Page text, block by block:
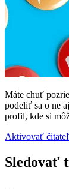
Máte chuť
podeliť sa o ne
profil, kde si
Aktivovať
Sledovať